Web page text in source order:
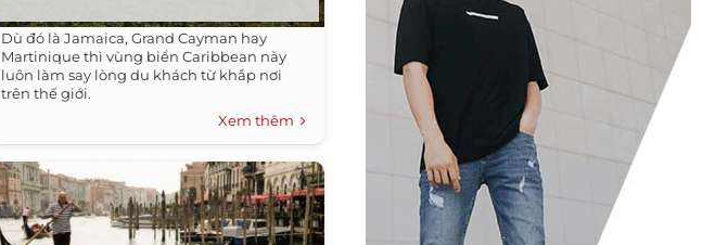
Dù đó là Jamaica, Grand Cayman hay
Martinique thì vùng biển Caribbean này
luôn làm say lòng du khách từ khắp nơi
trên thế giới.
Xem thêm